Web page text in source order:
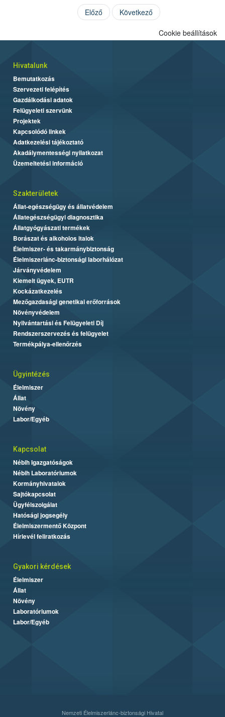
Előző Következő
Cookie beállítások
Hivatalunk
Bemutatkozás
Szervezeti felépítés
Gazdálkodási adatok
Felügyeleti szervünk
Projektek
Kapcsolódó linkek
Adatkezelési tájékoztató
Akadálymentességi nyilatkozat
Üzemeltetési információ
Szakterületek
Állat-egészségügy és állatvédelem
Állategészségügyi diagnosztika
Állatgyógyászati termékek
Borászat és alkoholos italok
Élelmiszer- és takarmánybiztonság
Élelmiszerlánc-biztonsági laborhálózat
Járványvédelem
Kiemelt ügyek, EUTR
Kockázatkezelés
Mezőgazdasági genetikai erőforrások
Növényvédelem
Nyilvántartási és Felügyeleti Díj
Rendszerszervezés és felügyelet
Termékpálya-ellenőrzés
Ügyintézés
Élelmiszer
Állat
Növény
Labor/Egyéb
Kapcsolat
Nébih Igazgatóságok
Nébih Laboratóriumok
Kormányhivatalok
Sajtókapcsolat
Ügyfélszolgálat
Hatósági jogsegély
Élelmiszermentő Központ
Hírlevél feliratkozás
Gyakori kérdések
Élelmiszer
Állat
Növény
Laboratóriumok
Labor/Egyéb
Nemzeti Élelmiszerlánc-biztonsági Hivatal